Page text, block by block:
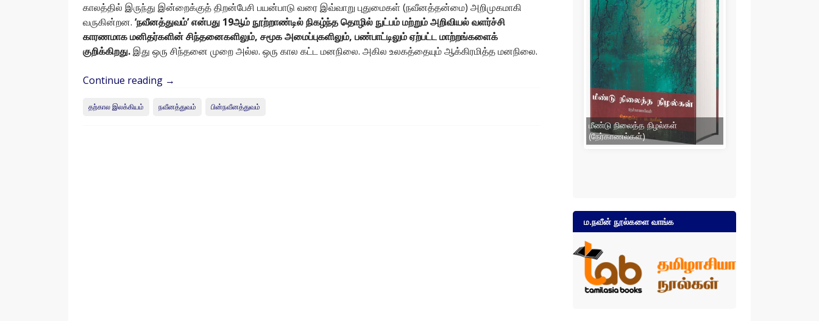
காலத்தில் இருந்து இன்றைக்குத் திறன்பேசி பயன்பாடு வரை இவ்வாறு புதுமைகள் (நவீனத்தன்மை) அறிமுகமாகி
வருகின்றன. ‘நவீனத்துவம்’ என்பது 19ஆம் நூற்றாண்டில் நிகழ்ந்த தொழில் நுட்பம் மற்றும் அறிவியல் வளர்ச்சி
காரணமாக மனிதர்களின் சிந்தனைகளிலும், சமூக அமைப்புகளிலும், பண்பாட்டிலும் ஏற்பட்ட மாற்றங்களைக்
குறிக்கிறது.இது ஒரு சிந்தனை முறை அல்ல. ஒரு கால கட்ட மனநிலை. அகில உலகத்தையும் ஆக்கிரமித்த மனநிலை.
Continue reading →
தற்கால இலக்கியம் நவீனத்துவம் பின்நவீனத்துவம்
மீண்டு நிலைத்த நிழல்கள்
(நேர்காணல்கள்)
ம.நவீன் நூல்களை வாங்க